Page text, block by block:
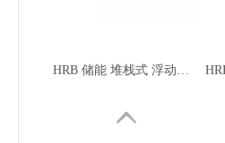
HRB 储能 堆栈式 浮动连接器 M63506PS4